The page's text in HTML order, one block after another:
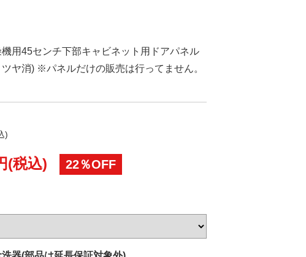
用45センチ下部キャビネット用ドアパネル
ヤ消) ※パネルだけの販売は行ってません。
)
(税込) 22％OFF